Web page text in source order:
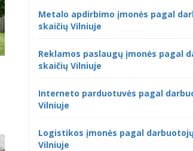
Metalo apdirbimo įmonės pagal
skaičių Vilniuje
Reklamos paslaugų įmonės pagal
skaičių Vilniuje
Interneto parduotuvės pagal
Vilniuje
Logistikos įmonės pagal
Vilniuje